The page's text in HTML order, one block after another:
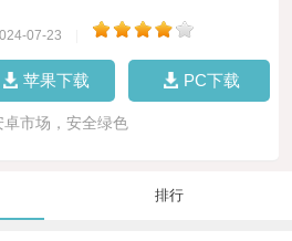
07-23
苹果下载 PC下载
卓市场，安全绿色
排行